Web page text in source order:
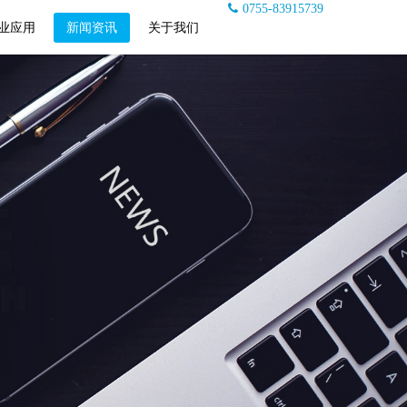
0755-83915739
应用
新闻资讯 关于我们